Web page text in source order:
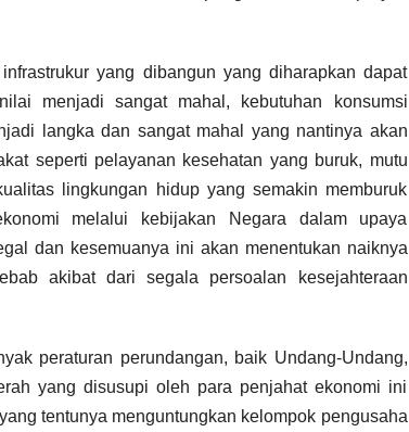
yang dibangun yang diharapkan dapat
menjadi sangat mahal, kebutuhan konsumsi
langka dan sangat mahal yang nantinya akan
seperti pelayanan kesehatan yang buruk, mutu
lingkungan hidup yang semakin memburuk
melalui kebijakan Negara dalam upaya
dan kesemuanya ini akan menentukan naiknya
akibat dari segala persoalan kesejahteraan
peraturan perundangan, baik Undang-Undang,
yang disusupi oleh para penjahat ekonomi ini
tentunya menguntungkan kelompok pengusaha